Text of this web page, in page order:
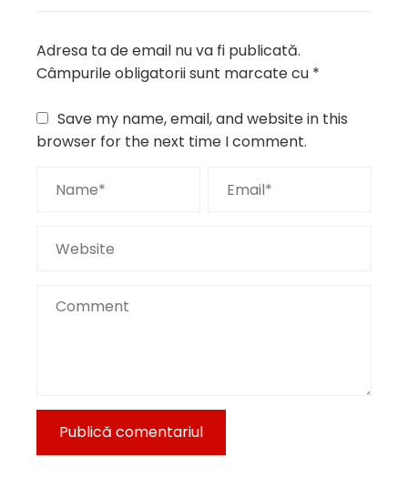
Adresa ta de email nu va fi publicată.
Câmpurile obligatorii sunt marcate cu *
Save my name, email, and website in this
browser for the next time I comment.